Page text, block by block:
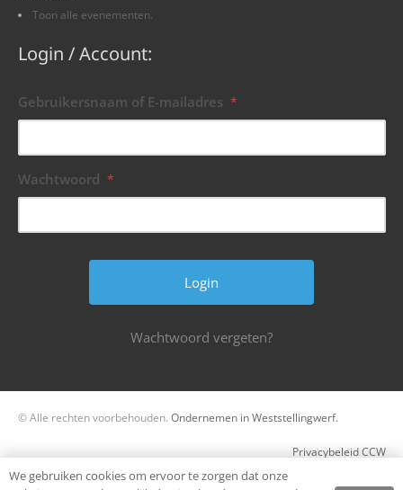
Toon alle evenementen.
Login / Account:
Gebruikersnaam of E-mailadres *
Wachtwoord *
Wachtwoord vergeten?
© Alle rechten voorbehouden. Ondernemen in Weststellingwerf.
Privacybeleid CCW
Register
We gebruiken cookies om ervoor te zorgen dat onze